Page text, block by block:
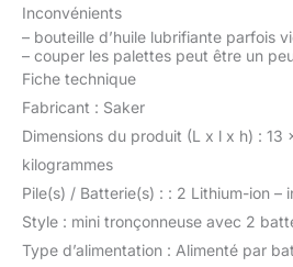
Inconvénients
– bouteille d’huile lubrifiante parfois
– couper les palettes peut être un
Fiche technique
Fabricant : Saker
Dimensions du produit (L x l x h) :
kilogrammes
Pile(s) / Batterie(s) : : 2 Lithium-ion –
Style : mini tronçonneuse avec 2
Type d’alimentation : Alimenté par